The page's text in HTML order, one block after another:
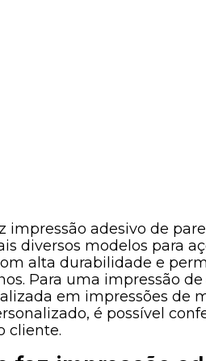
impressão adesivo de
diversos modelos para
alta durabilidade e
Para uma impressão
em impressões de
é possível
cliente.